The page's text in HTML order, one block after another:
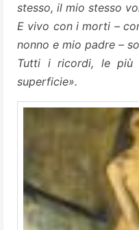
stesso, il mio stesso
E vivo con i morti –
nonno e mio padre –
Tutti i ricordi, le più
superficie».